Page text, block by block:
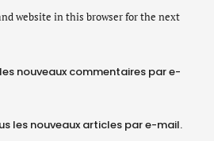
website in this browser for the next
nouveaux commentaires par e-
les nouveaux articles par e-mail.